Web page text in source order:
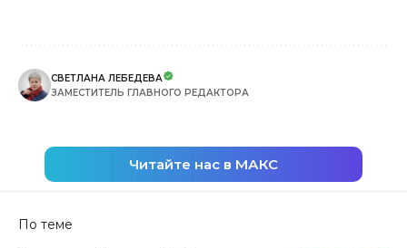
СВЕТЛАНА ЛЕБЕДЕВА
ЗАМЕСТИТЕЛЬ ГЛАВНОГО РЕДАКТОРА
Читайте нас в МАКС
По теме